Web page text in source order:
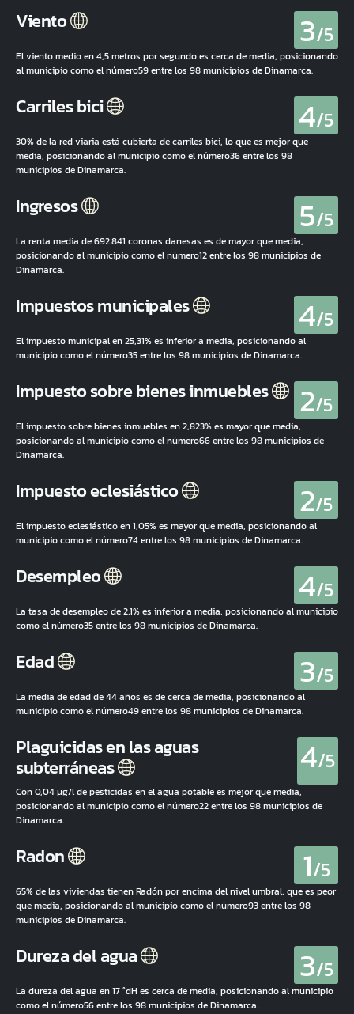
Viento 3/5
El viento medio en 4,5 metros por segundo es cerca de media, posicionando
al municipio como el número59 entre los 98 municipios de Dinamarca.
Carriles bici 4/5
30% de la red viaria está cubierta de carriles bici, lo que es mejor que
media, posicionando al municipio como el número36 entre los 98
municipios de Dinamarca.
Ingresos 5/5
La renta media de 692.841 coronas danesas es de mayor que media,
posicionando al municipio como el número12 entre los 98 municipios de
Dinamarca.
Impuestos municipales 4/5
El impuesto municipal en 25,31% es inferior a media, posicionando al
municipio como el número35 entre los 98 municipios de Dinamarca.
Impuesto sobre bienes inmuebles 2/5
El impuesto sobre bienes inmuebles en 2,823% es mayor que media,
posicionando al municipio como el número66 entre los 98 municipios de
Dinamarca.
Impuesto eclesiástico 2/5
El impuesto eclesiástico en 1,05% es mayor que media, posicionando al
municipio como el número74 entre los 98 municipios de Dinamarca.
Desempleo 4/5
La tasa de desempleo de 2,1% es inferior a media, posicionando al municipio
como el número35 entre los 98 municipios de Dinamarca.
Edad 3/5
La media de edad de 44 años es de cerca de media, posicionando al
municipio como el número49 entre los 98 municipios de Dinamarca.
Plaguicidas en las aguas
subterráneas 4/5
Con 0,04 µg/l de pesticidas en el agua potable es mejor que media,
posicionando al municipio como el número22 entre los 98 municipios de
Dinamarca.
Radon 1/5
65% de las viviendas tienen Radón por encima del nivel umbral, que es peor
que media, posicionando al municipio como el número93 entre los 98
municipios de Dinamarca.
Dureza del agua 3/5
La dureza del agua en 17 °dH es cerca de media, posicionando al municipio
como el número56 entre los 98 municipios de Dinamarca.